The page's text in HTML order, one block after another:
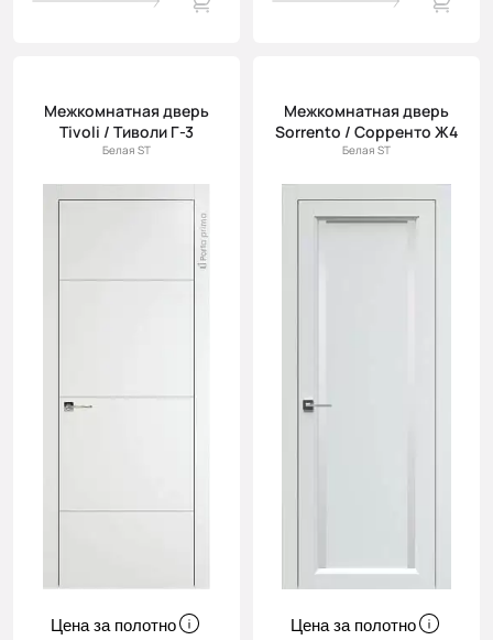
Межкомнатная дверь
Tivoli / Тиволи Г-3
Белая ST
Цена за полотно
Межкомнатная дверь
Sorrento / Сорренто Ж4
Белая ST
Цена за полотно